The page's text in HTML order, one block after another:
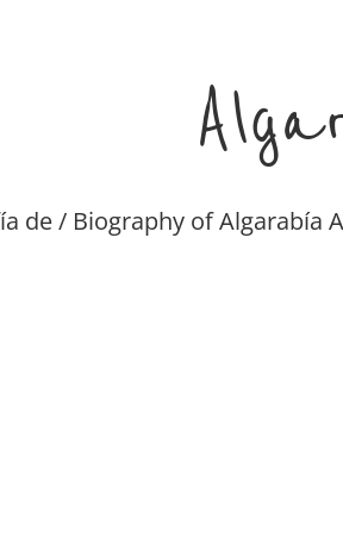
de / Biography of Algarabía